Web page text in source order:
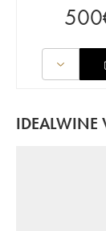
500
IDEALWINE